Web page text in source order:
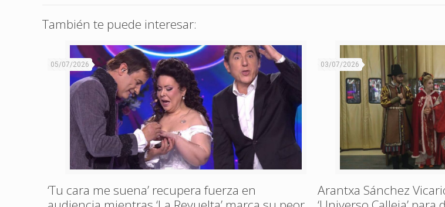
También te puede interesar:
05/07/2026
‘Tu cara me suena’ recupera fuerza en
03/07/2026
Arantxa Sánchez